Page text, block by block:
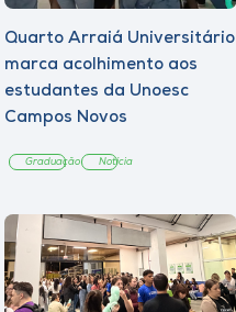
Quarto Arraiá Universitário
marca acolhimento aos
estudantes da Unoesc
Campos Novos
Graduação Notícia